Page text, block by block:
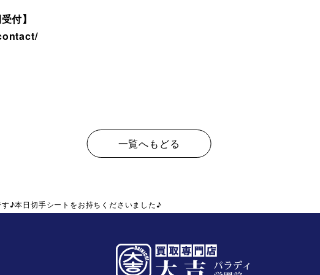
付】
一覧へもどる
♪本日切手シートをお持ちくださいました♪